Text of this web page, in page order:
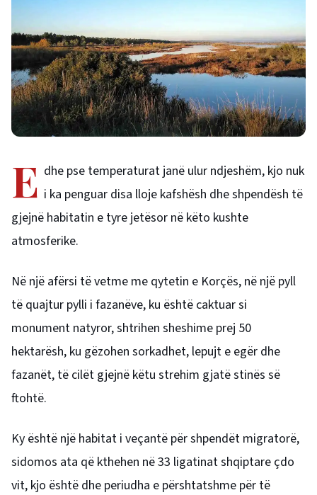
E dhe pse temperaturat janë ulur ndjeshëm, kjo nuk
i ka penguar disa lloje kafshësh dhe shpendësh të
gjejnë habitatin e tyre jetësor në këto kushte
atmosferike.
Në një afërsi të vetme me qytetin e Korçës, në një pyll
të quajtur pylli i fazanëve, ku është caktuar si
monument natyror, shtrihen sheshime prej 50
hektarësh, ku gëzohen sorkadhet, lepujt e egër dhe
fazanët, të cilët gjejnë këtu strehim gjatë stinës së
ftohtë.
Ky është një habitat i veçantë për shpendët migratorë,
sidomos ata që kthehen në 33 ligatinat shqiptare çdo
vit, kjo është dhe periudha e përshtatshme për të